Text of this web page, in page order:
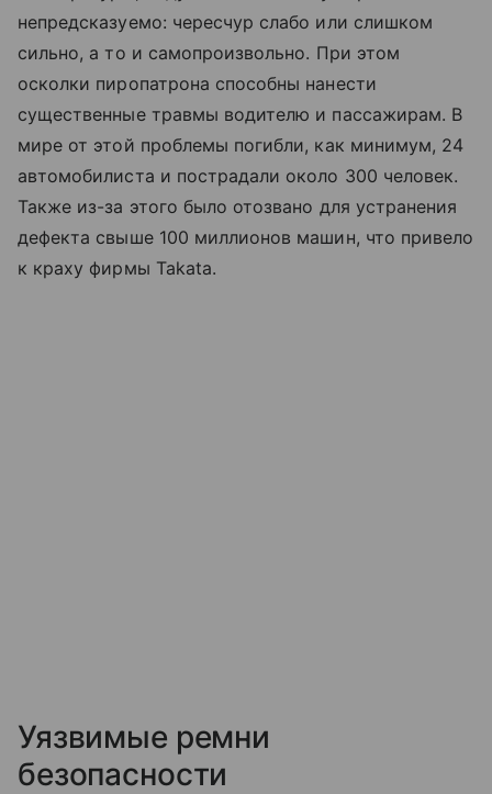
непредсказуемо: чересчур слабо или слишком
сильно, а то и самопроизвольно. При этом
осколки пиропатрона способны нанести
существенные травмы водителю и пассажирам. В
мире от этой проблемы погибли, как минимум, 24
автомобилиста и пострадали около 300 человек.
Также из-за этого было отозвано для устранения
дефекта свыше 100 миллионов машин, что привело
к краху фирмы Takata.
Уязвимые ремни
безопасности